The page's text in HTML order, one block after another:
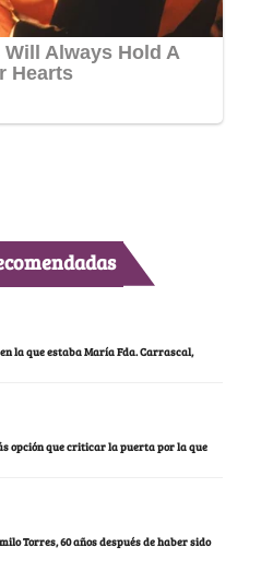
la que estaba María Fda. Carrascal,
opción que criticar la puerta por la que
Torres, 60 años después de haber sido